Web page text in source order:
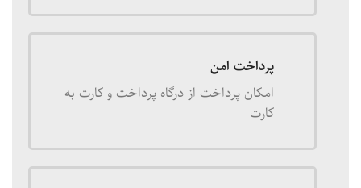
پرداخت امن
امکان پرداخت از درگاه پرداخت و کارت به
کارت